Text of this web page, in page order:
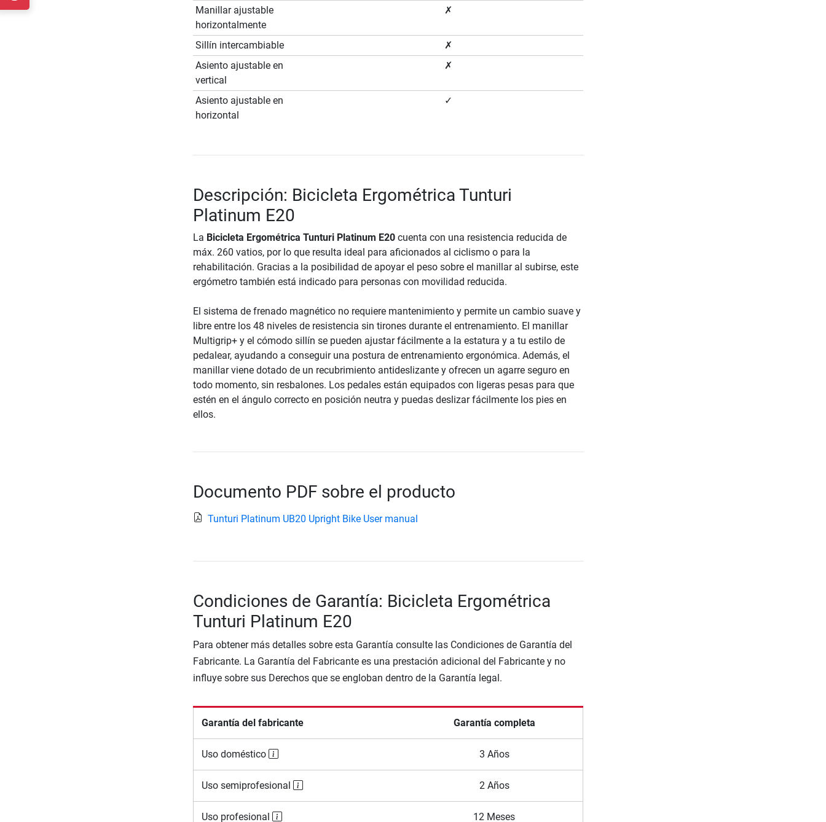
Manillar ajustable
horizontalmente
✗
Sillín intercambiable
✗
Asiento ajustable en
vertical
✗
Asiento ajustable en
horizontal
✓
Descripción: Bicicleta Ergométrica Tunturi
Platinum E20
La Bicicleta Ergométrica Tunturi Platinum E20cuenta con una resistencia reducida de
máx. 260 vatios, por lo que resulta ideal para aficionados al ciclismo o para la
rehabilitación. Gracias a la posibilidad de apoyar el peso sobre el manillar al subirse, este
ergómetro también está indicado para personas con movilidad reducida.
El sistema de frenado magnético no requiere mantenimiento y permite un cambio suave y
libre entre los 48 niveles de resistencia sin tirones durante el entrenamiento. El manillar
Multigrip+ y el cómodo sillín se pueden ajustar fácilmente a la estatura y a tu estilo de
pedalear, ayudando a conseguir una postura de entrenamiento ergonómica. Además, el
manillar viene dotado de un recubrimiento antideslizante y ofrecen un agarre seguro en
todo momento, sin resbalones. Los pedales están equipados con ligeras pesas para que
estén en el ángulo correcto en posición neutra y puedas deslizar fácilmente los pies en
ellos.
Documento PDF sobre el producto
Tunturi Platinum UB20 Upright Bike User manual
Condiciones de Garantía: Bicicleta Ergométrica
Tunturi Platinum E20
Para obtener más detalles sobre esta Garantía consulte las Condiciones de Garantía del
Fabricante. La Garantía del Fabricante es una prestación adicional del Fabricante y no
influye sobre sus Derechos que se engloban dentro de la Garantía legal.
Garantía del fabricante Garantía completa
Uso doméstico 3 Años
Uso semiprofesional 2 Años
Uso profesional 12 Meses